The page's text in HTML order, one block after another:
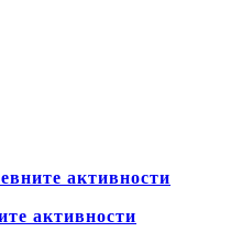
активности
активности